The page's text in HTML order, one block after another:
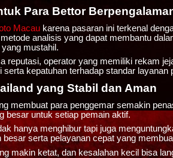
Para Bettor
Macaukarena pasaran ini terkenal
analisis yang dapat membantu
mustahil.
reputasi, operator yang memiliki rekam
kepatuhan terhadap standar layanan
yang Stabil dan Aman
membuat para penggemar semakin
besar untuk setiap pemain aktif.
hanya menghibur tapi juga
serta pelayanan cepat yang
makin ketat, dan kesalahan kecil bisa